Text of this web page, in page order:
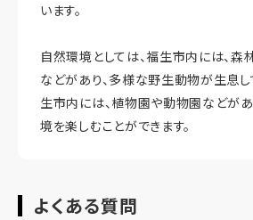
います。
自然環境としては、福生市内には、森
などがあり、多様な野生動物が生息し
生市内には、植物園や動物園などが
境を楽しむことができます。
よくある質問